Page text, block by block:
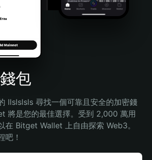
包
llslslsls 尋找一個可靠且安全的加密錢
將是您的最佳選擇。受到 2,000 萬用
在 Bitget Wallet 上自由探索 Web3。
吧！